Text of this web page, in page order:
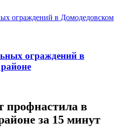
ограждений в
профнастила в
за 15 минут